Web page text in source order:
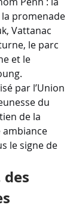
promenade
Vattanac
le parc
et le
par l’Union
du
de la
le signe de